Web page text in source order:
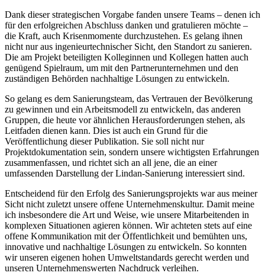
Dank dieser strategischen Vorgabe fanden unsere Teams – denen ich
für den erfolgreichen Abschluss danken und gratulieren möchte –
die Kraft, auch Krisenmomente durchzustehen. Es gelang ihnen
nicht nur aus ingenieurtechnischer Sicht, den Standort zu sanieren.
Die am Projekt beteiligten Kolleginnen und Kollegen hatten auch
genügend Spielraum, um mit den Partnerunternehmen und den
zuständigen Behörden nachhaltige Lösungen zu entwickeln.
So gelang es dem Sanierungsteam, das Vertrauen der Bevölkerung
zu gewinnen und ein Arbeitsmodell zu entwickeln, das anderen
Gruppen, die heute vor ähnlichen Herausforderungen stehen, als
Leitfaden dienen kann. Dies ist auch ein Grund für die
Veröffentlichung dieser Publikation. Sie soll nicht nur
Projektdokumentation sein, sondern unsere wichtigsten Erfahrungen
zusammenfassen, und richtet sich an all jene, die an einer
umfassenden Darstellung der Lindan-Sanierung interessiert sind.
Entscheidend für den Erfolg des Sanierungsprojekts war aus meiner
Sicht nicht zuletzt unsere offene Unternehmenskultur. Damit meine
ich insbesondere die Art und Weise, wie unsere Mitarbeitenden in
komplexen Situationen agieren können. Wir achteten stets auf eine
offene Kommunikation mit der Öffentlichkeit und bemühten uns,
innovative und nachhaltige Lösungen zu entwickeln. So konnten
wir unseren eigenen hohen Umweltstandards gerecht werden und
unseren Unternehmenswerten Nachdruck verleihen.